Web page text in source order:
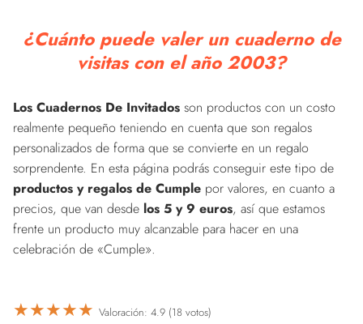
¿Cuánto puede valer un cuaderno de
visitas con el año 2003?
Los Cuadernos De Invitados son productos con un costo
realmente pequeño teniendo en cuenta que son regalos
personalizados de forma que se convierte en un regalo
sorprendente. En esta página podrás conseguir este tipo de
productos y regalos de Cumple por valores, en cuanto a
precios, que van desde los 5 y 9 euros, así que estamos
frente un producto muy alcanzable para hacer en una
celebración de «Cumple».
★★★★★ Valoración: 4.9 (18 votos)